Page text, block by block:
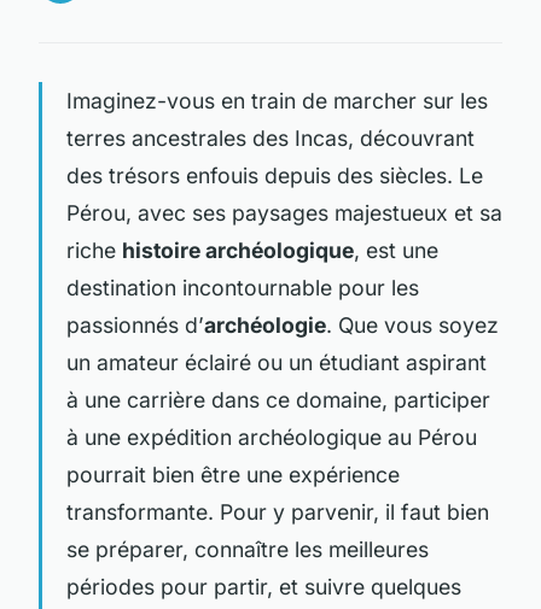
Imaginez-vous en train de marcher sur les
terres ancestrales des Incas, découvrant
des trésors enfouis depuis des siècles. Le
Pérou, avec ses paysages majestueux et sa
riche histoire archéologique, est une
destination incontournable pour les
passionnés d’archéologie. Que vous soyez
un amateur éclairé ou un étudiant aspirant
à une carrière dans ce domaine, participer
à une expédition archéologique au Pérou
pourrait bien être une expérience
transformante. Pour y parvenir, il faut bien
se préparer, connaître les meilleures
périodes pour partir, et suivre quelques